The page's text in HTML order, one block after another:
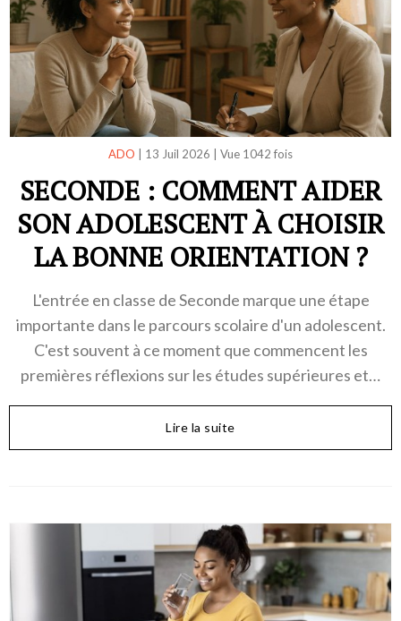
ADO 13 Juil 2026 Vue 1042 fois
SECONDE : COMMENT AIDER
SON ADOLESCENT À CHOISIR
LA BONNE ORIENTATION ?
L'entrée en classe de Seconde marque une étape
importante dans le parcours scolaire d'un adolescent.
C'est souvent à ce moment que commencent les
premières réflexions sur les études supérieures et…
Lire la suite